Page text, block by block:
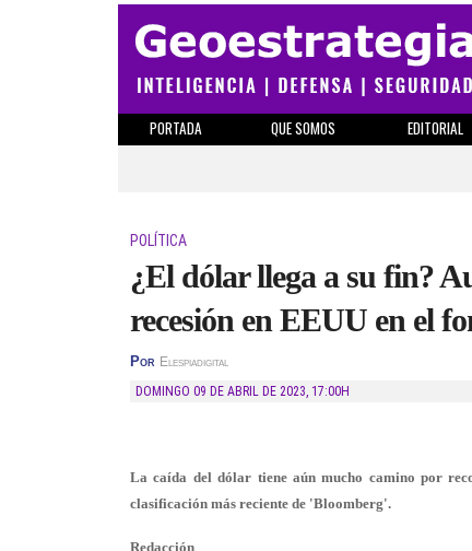
PORTADA QUE SOMOS EDITORIAL
POLÍTICA
¿El dólar llega a su fin?
recesión en EEUU en el
Por Elespiadigital
DOMINGO 09 DE ABRIL DE 2023, 17:00H
La caída del dólar tiene aún mucho camino por
clasificación más reciente de 'Bloomberg'.
Redacción